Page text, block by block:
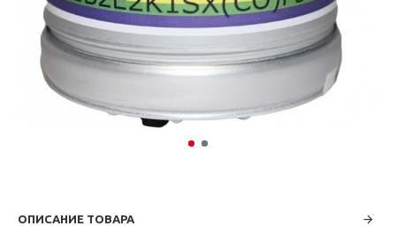
ОПИСАНИЕ ТОВАРА